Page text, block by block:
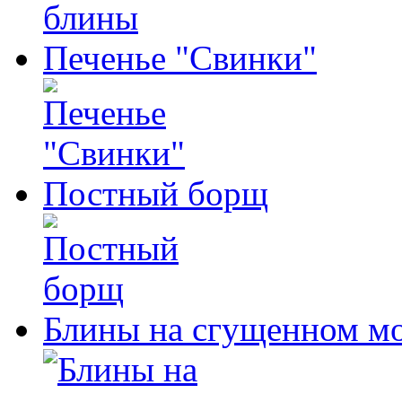
Печенье "Свинки"
Постный борщ
Блины на сгущенном